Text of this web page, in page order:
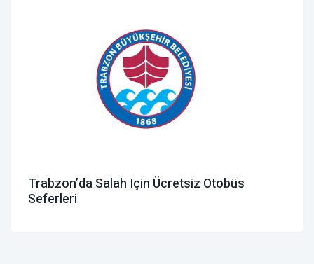
Trabzon’da Salah Için Ücretsiz Otobüs
Seferleri